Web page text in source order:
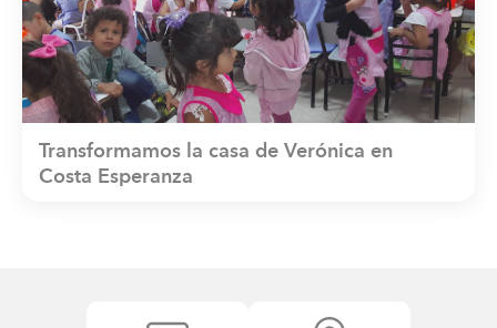
Transformamos la casa de Verónica en
Costa Esperanza